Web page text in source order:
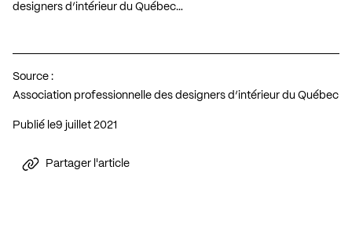
designers d’intérieur du Québec…
Source :
Association professionnelle des designers d’intérieur du Québec
Publié le 9 juillet 2021
Partager l'article